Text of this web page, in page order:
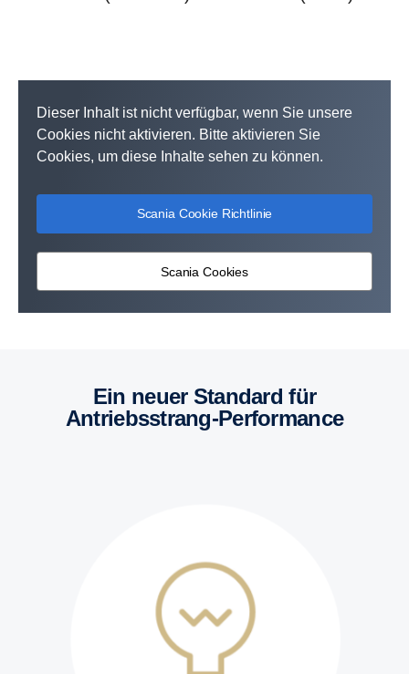
Dieser Inhalt ist nicht verfügbar, wenn Sie unsere
Cookies nicht aktivieren. Bitte aktivieren Sie
Cookies, um diese Inhalte sehen zu können.
Scania Cookie Richtlinie
Scania Cookies
Ein neuer Standard für
Antriebsstrang-Performance